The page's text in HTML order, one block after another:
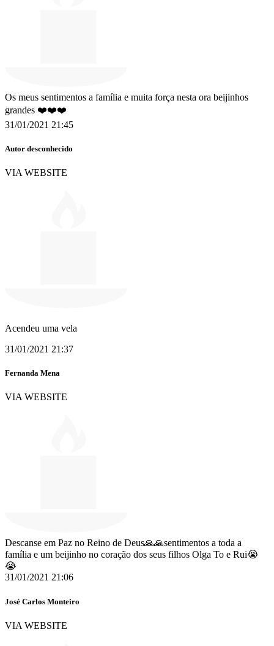
Os meus sentimentos a família e muita força nesta ora beijinhos
grandes ❤️❤️❤️
31/01/2021 21:45
Autor desconhecido
VIA WEBSITE
Acendeu uma vela
31/01/2021 21:37
Fernanda Mena
VIA WEBSITE
Descanse em Paz no Reino de Deus🙏🙏sentimentos a toda a
família e um beijinho no coração dos seus filhos Olga To e Rui😭
😭
31/01/2021 21:06
José Carlos Monteiro
VIA WEBSITE